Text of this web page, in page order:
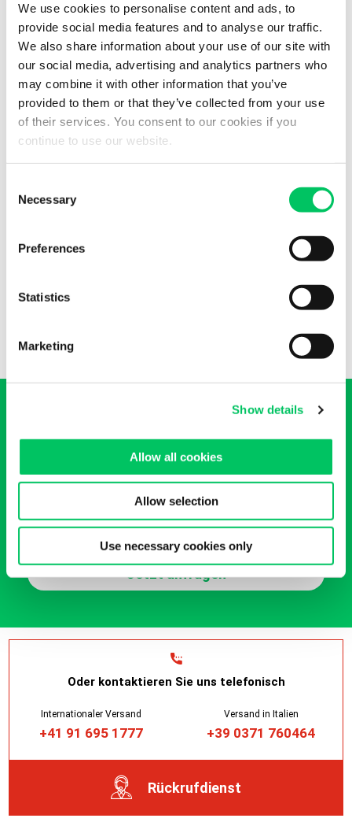
We use cookies to personalise content and ads, to
provide social media features and to analyse our traffic.
We also share information about your use of our site with
our social media, advertising and analytics partners who
may combine it with other information that you’ve
provided to them or that they’ve collected from your use
of their services. You consent to our cookies if you
continue to use our website.
Selection
Necessary
Preferences
Statistics
Marketing
Show details
Allow all cookies
Allow selection
Use necessary cookies only
Je nach den Transportspezifikationen und dem
Ursprungsland
werden die eventuell erforderlichen Dokumente
angegeben.
Zustellung am Bestimmungsort
Voraussichtlich
Transport, ADR, Lufttransport, Zollabfertigung, EU-
Sondertransport, Sendungsüberwachung.
Wünschen Sie ein Angebot zu
Transportdienstleistungen?
Jetzt anfragen
Oder kontaktieren Sie uns telefonisch
Internationaler Versand
+41 91 695 1777
Versand in Italien
+39 0371 760464
Rückrufdienst